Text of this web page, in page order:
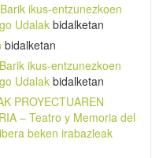
ikus-entzunezkoen
Udalak bidalketan
bidalketan
ikus-entzunezkoen
Udalak bidalketan
PROYECTUAREN
– Teatro y Memoria del
beken irabazleak